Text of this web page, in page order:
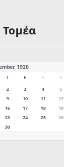
1920
T F S
S
2 3 4
5
9 10 11
12
16 17 18
19
23 24 25
26
30